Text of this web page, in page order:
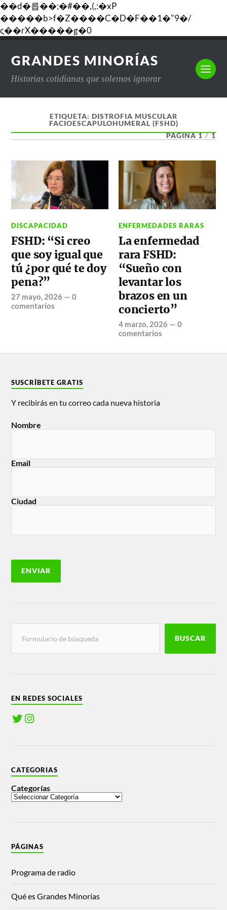
��d�릅��;�#��,(,:�xP
�����b>f�Z����C�D�F��1�"9�/
ς��rX�����g�0
GRANDES MINORÍAS
Historias cotidianas que solemos ignorar
ETIQUETA: DISTROFIA MUSCULAR
FACIOESCAPULOHUMERAL (FSHD)
PÁGINA 1 / 1
DISCAPACIDAD
FSHD: “Si creo
que soy igual que
tú ¿por qué te doy
pena?”
27 mayo, 2026 —0
comentarios
ENFERMEDADES RARAS
La enfermedad
rara FSHD:
“Sueño con
levantar los
brazos en un
concierto”
4 marzo, 2026 —0
comentarios
SUSCRÍBETE GRATIS
Y recibirás en tu correo cada nueva historia
Nombre
Email
Ciudad
BUSCAR
EN REDES SOCIALES
CATEGORIAS
Categorías
PÁGINAS
Programa de radio
Qué es Grandes Minorías